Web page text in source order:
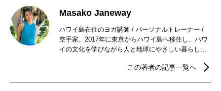
Masako Janeway
ハワイ島在住のヨガ講師 / パーソナルトレーナー /
空手家。2017年に東京からハワイ島へ移住し、ハワ
イの文化を学びながら人と地球にやさしい暮らしを
じてヨガ、瞑想、ボディコンディショニングなどの
この著者の記事一覧へ